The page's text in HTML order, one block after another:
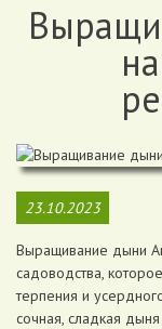
23.10.2023
Выращивание дыни
садоводства,
терпения и
сочная, сладкая